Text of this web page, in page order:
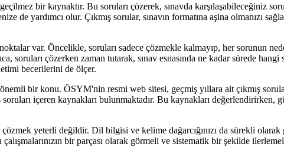
bir kaynaktır. Bu soruları çözerek, sınavda karşılaşabileceğiniz
de yardımcı olur. Çıkmış sorular, sınavın formatına aşina olmanızı
var. Öncelikle, soruları sadece çözmekle kalmayıp, her sorunun
soruları çözerken zaman tutarak, sınav esnasında ne kadar sürede
becerilerini de ölçer.
bir konu. ÖSYM'nin resmi web sitesi, geçmiş yıllara ait çıkmış
içeren kaynakları bulunmaktadır. Bu kaynakları değerlendirirken,
çözmek yeterli değildir. Dil bilgisi ve kelime dağarcığınızı da sürekli
bir parçası olarak görmeli ve sistematik bir şekilde